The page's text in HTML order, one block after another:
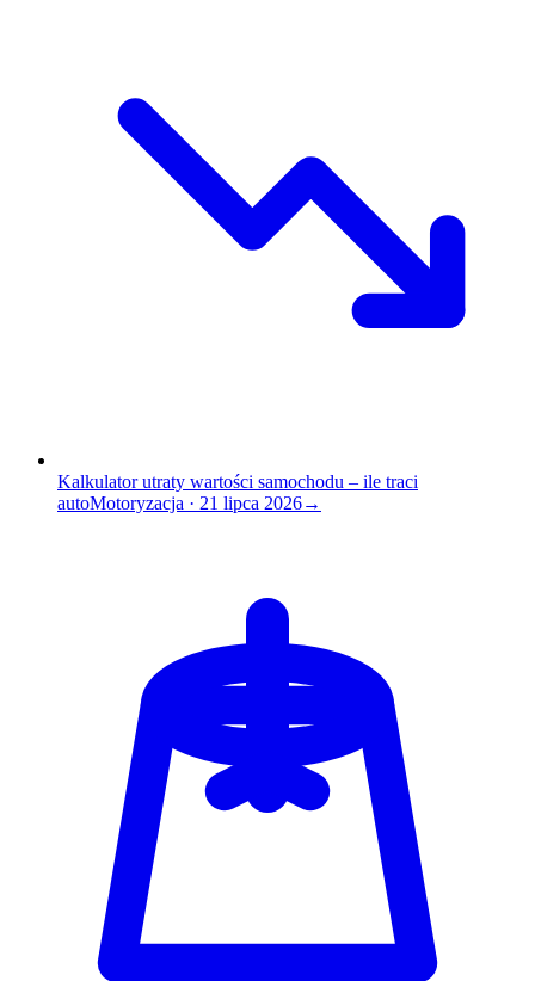
Kalkulator utraty wartości samochodu – ile traci
autoMotoryzacja · 21 lipca 2026→